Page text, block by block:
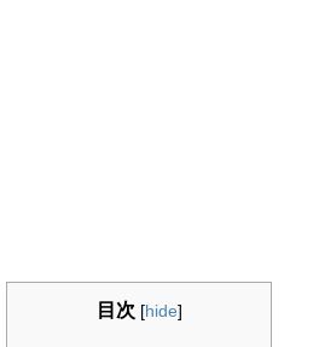
目次 [hide]